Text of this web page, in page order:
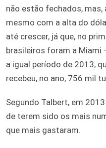
não estão fechados, mas,
mesmo com a alta do
até crescer, já que, no
brasileiros foram a Miami
a igual período de 2013,
recebeu, no ano, 756 mil
Segundo Talbert, em
de terem sido os mais
que mais gastaram.